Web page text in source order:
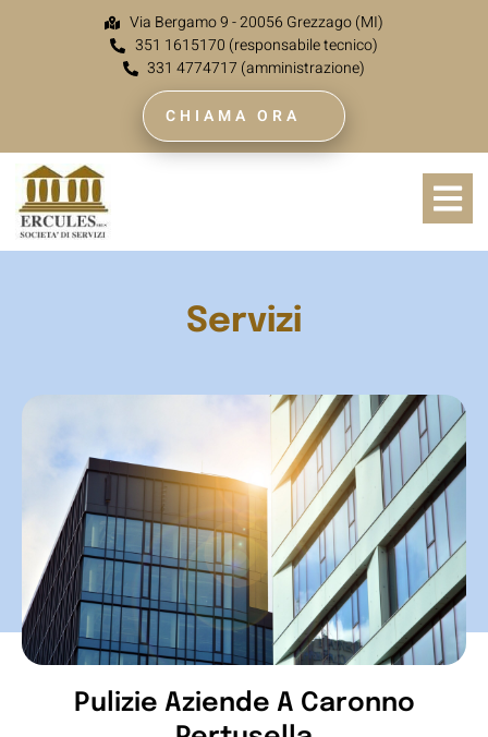
Via Bergamo 9 - 20056 Grezzago (MI)
351 1615170 (responsabile tecnico)
331 4774717 (amministrazione)
CHIAMA ORA
Servizi
Pulizie Aziende A Caronno